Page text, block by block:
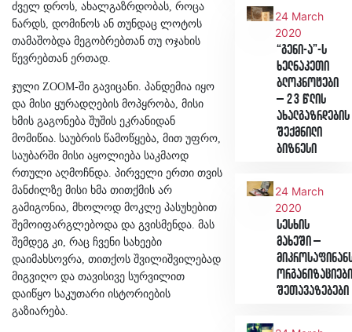
ძველ დროს, ახალგაზრდობას, როცა
ნარდს, დომინოს ან თუნდაც ლოტოს
თამაშობდა მეგობრებთან თუ ოჯახის
წევრებთან ერთად.
ჯული ZOOM-ში გავიცანი. პანდემია იყო
და მისი ყურადღების მოპყრობა, მისი
ხმის გაგონება შუშის ეკრანიდან
მომიწია. საუბრის წამოწყება, მით უფრო,
საუბარში მისი აყოლიება საკმაოდ
რთული აღმოჩნდა. პირველი ერთი თვის
მანძილზე მისი ხმა თითქმის არ
გამიგონია, მხოლოდ მოკლე პასუხებით
შემოიფარგლებოდა და გვისმენდა. მას
შემდეგ კი, რაც ჩვენი სახეები
დაიმახსოვრა, თითქოს შვილიშვილებად
მიგვიღო და თავისივე სურვილით
დაიწყო საკუთარი ისტორიების
გაზიარება.
24 March
2020
“გენი-ა”-ს
ხელნაკეთი
ბლოკნოტები
– 23 წლის
ახალგაზრდების
შექმნილი
ბიზნესი
24 March
2020
სესხის
მახეში –
შეთავაზებები